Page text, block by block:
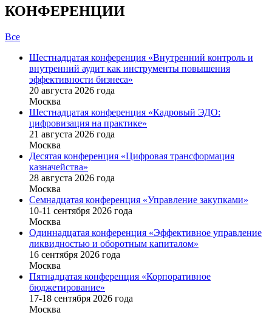
КОНФЕРЕНЦИИ
Все
Шестнадцатая конференция «Внутренний контроль и
внутренний аудит как инструменты повышения
эффективности бизнеса»
20 августа 2026 года
Москва
Шестнадцатая конференция «Кадровый ЭДО:
цифровизация на практике»
21 августа 2026 года
Москва
Десятая конференция «Цифровая трансформация
казначейства»
28 августа 2026 года
Москва
Семнадцатая конференция «Управление закупками»
10-11 сентября 2026 года
Москва
Одиннадцатая конференция «Эффективное управление
ликвидностью и оборотным капиталом»
16 cентября 2026 года
Москва
Пятнадцатая конференция «Корпоративное
бюджетирование»
17-18 сентября 2026 года
Москва